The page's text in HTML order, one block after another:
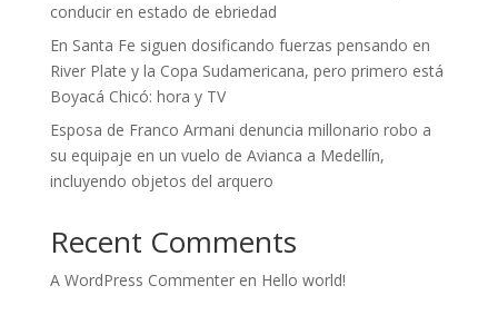
conducir en estado de ebriedad
En Santa Fe siguen dosificando fuerzas pensando en
River Plate y la Copa Sudamericana, pero primero está
Boyacá Chicó: hora y TV
Esposa de Franco Armani denuncia millonario robo a
su equipaje en un vuelo de Avianca a Medellín,
incluyendo objetos del arquero
Recent Comments
A WordPress Commenteren Hello world!